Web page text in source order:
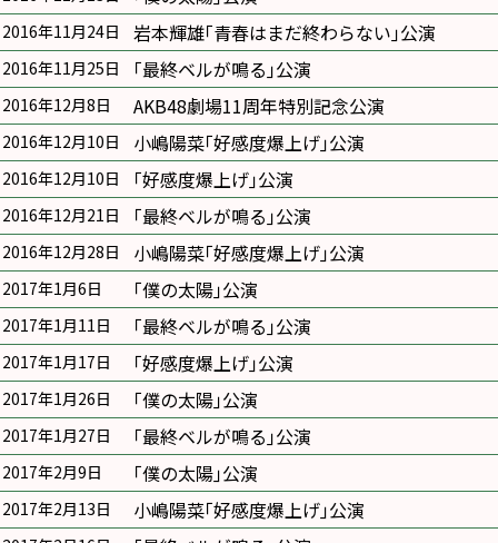
2016年11月24日 岩本輝雄｢青春はまだ終わらない｣公演
2016年11月25日 ｢最終ベルが鳴る｣公演
2016年12月8日 AKB48劇場11周年特別記念公演
2016年12月10日 小嶋陽菜｢好感度爆上げ｣公演
2016年12月10日 ｢好感度爆上げ｣公演
2016年12月21日 ｢最終ベルが鳴る｣公演
2016年12月28日 小嶋陽菜｢好感度爆上げ｣公演
2017年1月6日 ｢僕の太陽｣公演
2017年1月11日 ｢最終ベルが鳴る｣公演
2017年1月17日 ｢好感度爆上げ｣公演
2017年1月26日 ｢僕の太陽｣公演
2017年1月27日 ｢最終ベルが鳴る｣公演
2017年2月9日 ｢僕の太陽｣公演
2017年2月13日 小嶋陽菜｢好感度爆上げ｣公演